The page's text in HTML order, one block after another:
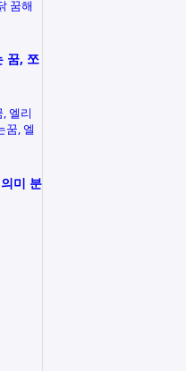
꿈해
꿈, 쪼
엘리
꿈 엘
미 분